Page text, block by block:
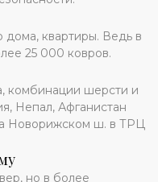
квартиры. Ведь в
25 000 ковров.
комбинации шерсти и
Непал, Афганистан
Новорижском ш. в ТРЦ
но в более